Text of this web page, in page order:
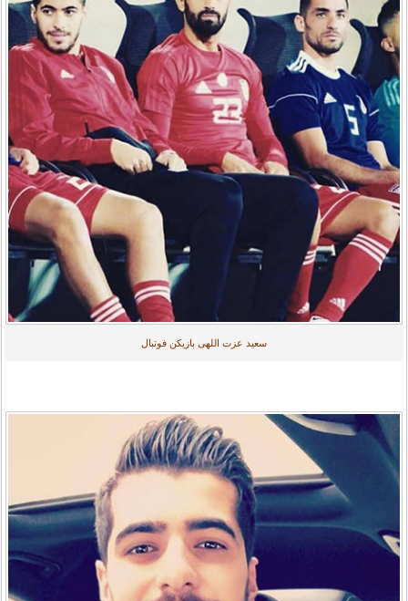
سعید عزت اللهی بازیکن فوتبال